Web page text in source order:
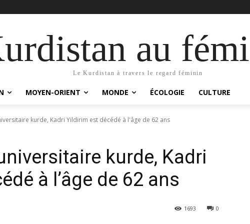
au
Le Kurdistan à travers le regard féminin
MOYEN-ORIENT MONDE ÉCOLOGIE CULTURE
kurde, Kadri Yildirim est décédé à l'âge de 62 ans
kurde, Kadri
à l’âge de 62 ans
0
1693